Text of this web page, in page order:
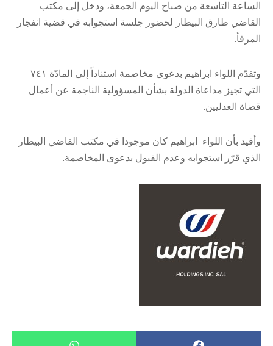
الساعة التاسعة من صباح اليوم الجمعة، ودخل إلى مكتب
القاضي طارق البيطار لحضور جلسة استجوابه في قضية انفجار
المرفأ.
وتقدّم اللواء ابراهيم بدعوى مخاصمة استناداً إلى المادّة ٧٤١
التي تجيز مداعاة الدولة بشأن المسؤولية الناجمة عن أعمال
قضاة العدليين.
وأفيد بأن اللواء ابراهيم كان موجودا في مكتب القاضي البيطار
الذي قرّر استجوابه وعدم القبول بدعوى المخاصمة.